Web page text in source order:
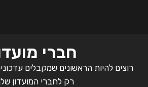
חברי
רוצים להיות הראשונים שמקבלים
רק לחברי המועדון